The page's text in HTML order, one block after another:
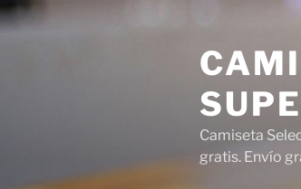
Saltar
al
Camiseta
gratis. Envío